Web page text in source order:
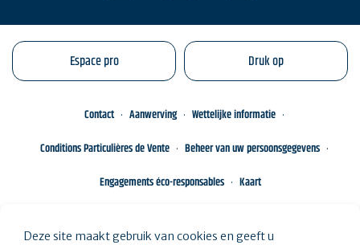
Espace pro Druk op
Contact Aanwerving
Wettelijke informatie
Conditions Particulières de Vente
Beheer van uw persoonsgegevens
Engagements éco-responsables
Kaart
Deze site maakt gebruik van cookies en geeft u